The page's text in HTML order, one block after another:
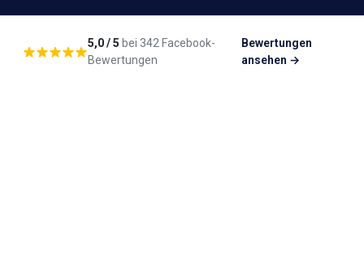
5,0 / 5 bei 342 Facebook-
Bewertungen
Bewertungen
ansehen →